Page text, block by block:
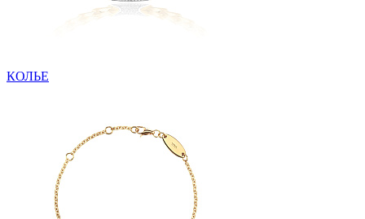
КОЛЬЕ